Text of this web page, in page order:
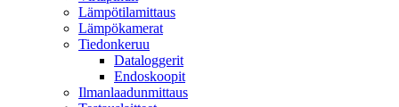
Lämpötilamittaus
Lämpökamerat
Tiedonkeruu
Dataloggerit
Endoskoopit
Ilmanlaadunmittaus